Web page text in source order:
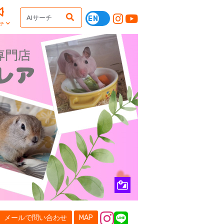
メールで問い合わせ MAP